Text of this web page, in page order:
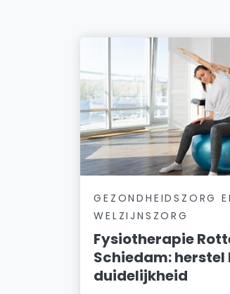
GEZONDHEIDSZORG
WELZIJNSZORG
Fysiotherapie
Schiedam:
duidelijkheid